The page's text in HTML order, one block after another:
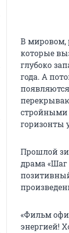
В мировом,
которые
глубоко
года. А
стройными
горизонты
Прошлой
драма «Шаг
«Фильм
энергией!